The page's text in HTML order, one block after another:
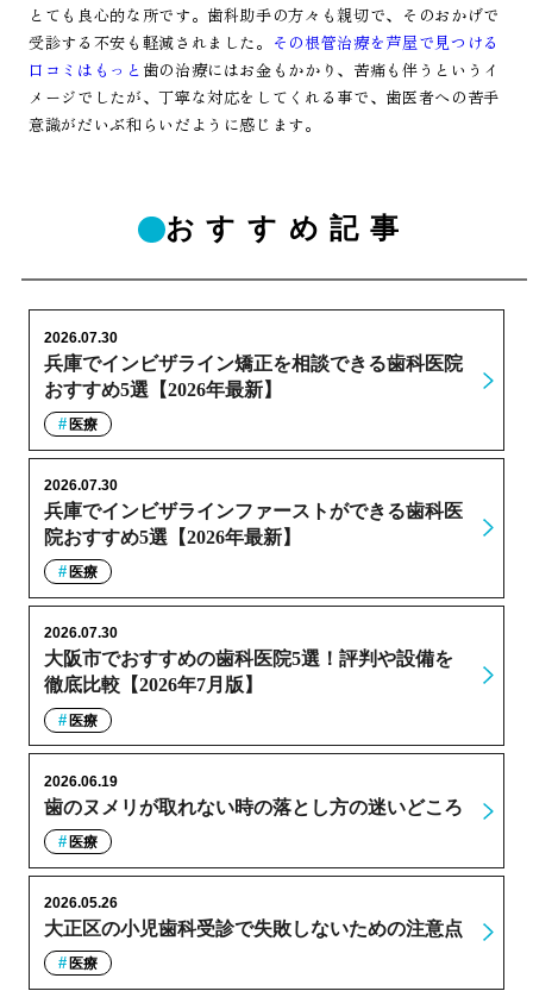
とても良心的な所です。歯科助手の方々も親切で、そのおかげで
受診する不安も軽減されました。 その根管治療を芦屋で見つける
口コミはもっと 歯の治療にはお金もかかり、苦痛も伴うというイ
メージでしたが、丁寧な対応をしてくれる事で、歯医者への苦手
意識がだいぶ和らいだように感じます。
おすすめ記事
兵庫でインビザライン矯正を相談できる歯科医院
おすすめ5選【2026年最新】
2026.07.30
医療
兵庫でインビザラインファーストができる歯科医
院おすすめ5選【2026年最新】
2026.07.30
医療
大阪市でおすすめの歯科医院5選！評判や設備を
徹底比較【2026年7月版】
2026.07.30
医療
歯のヌメリが取れない時の落とし方の迷いどころ
2026.06.19
医療
大正区の小児歯科受診で失敗しないための注意点
2026.05.26
医療